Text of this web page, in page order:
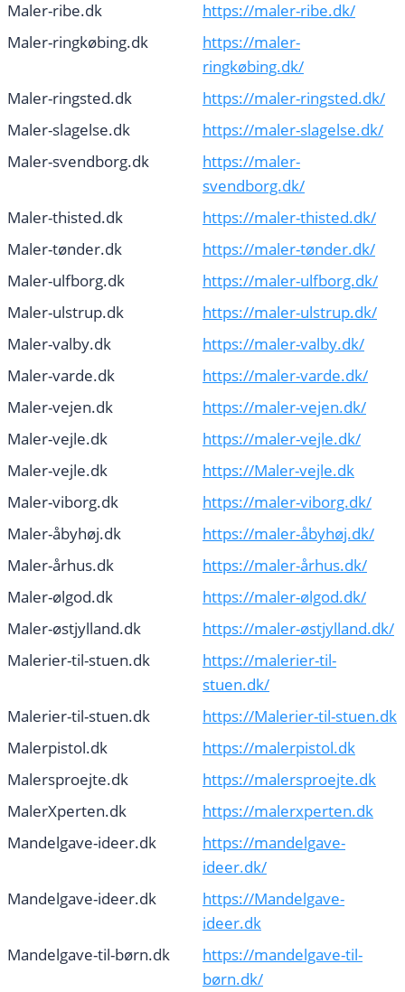
Maler-ribe.dk
https://maler-ribe.dk/
Maler-ringkøbing.dk
https://maler-
ringkøbing.dk/
Maler-ringsted.dk
https://maler-ringsted.dk/
Maler-slagelse.dk
https://maler-slagelse.dk/
Maler-svendborg.dk
https://maler-
svendborg.dk/
Maler-thisted.dk
https://maler-thisted.dk/
Maler-tønder.dk
https://maler-tønder.dk/
Maler-ulfborg.dk
https://maler-ulfborg.dk/
Maler-ulstrup.dk
https://maler-ulstrup.dk/
Maler-valby.dk
https://maler-valby.dk/
Maler-varde.dk
https://maler-varde.dk/
Maler-vejen.dk
https://maler-vejen.dk/
Maler-vejle.dk
https://maler-vejle.dk/
Maler-vejle.dk
https://Maler-vejle.dk
Maler-viborg.dk
https://maler-viborg.dk/
Maler-åbyhøj.dk
https://maler-åbyhøj.dk/
Maler-århus.dk
https://maler-århus.dk/
Maler-ølgod.dk
https://maler-ølgod.dk/
Maler-østjylland.dk
https://maler-østjylland.dk/
Malerier-til-stuen.dk
https://malerier-til-
stuen.dk/
Malerier-til-stuen.dk
https://Malerier-til-stuen.dk
Malerpistol.dk
https://malerpistol.dk
Malersproejte.dk
https://malersproejte.dk
MalerXperten.dk
https://malerxperten.dk
Mandelgave-ideer.dk
https://mandelgave-
ideer.dk/
Mandelgave-ideer.dk
https://Mandelgave-
ideer.dk
Mandelgave-til-børn.dk
https://mandelgave-til-
børn.dk/